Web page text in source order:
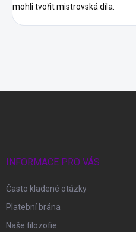
mohli tvořit mistrovská díla.
INFORMACE PRO VÁS
Často kladené otázky
Platební brána
Naše filozofie